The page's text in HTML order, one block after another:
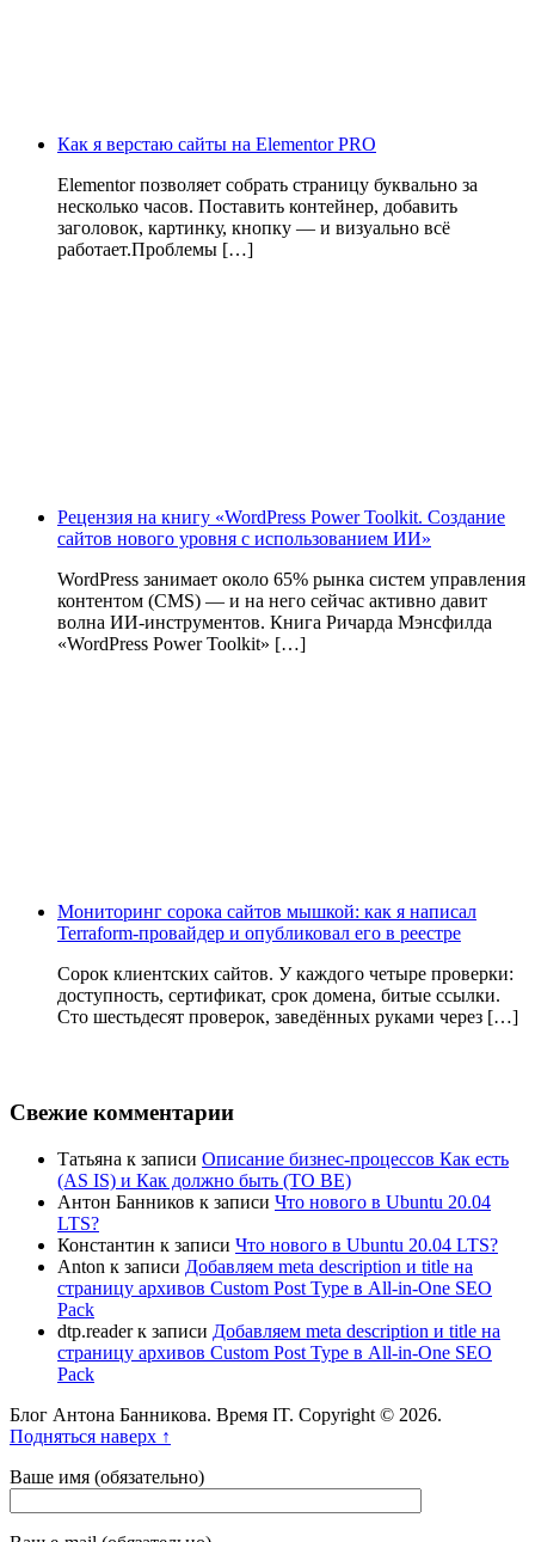
Как я верстаю сайты на Elementor PRO
Elementor позволяет собрать страницу буквально за
несколько часов. Поставить контейнер, добавить
заголовок, картинку, кнопку — и визуально всё
работает.Проблемы […]
Рецензия на книгу «WordPress Power Toolkit. Создание
сайтов нового уровня с использованием ИИ»
WordPress занимает около 65% рынка систем управления
контентом (CMS) — и на него сейчас активно давит
волна ИИ‑инструментов. Книга Ричарда Мэнсфилда
«WordPress Power Toolkit» […]
Мониторинг сорока сайтов мышкой: как я написал
Terraform-провайдер и опубликовал его в реестре
Сорок клиентских сайтов. У каждого четыре проверки:
доступность, сертификат, срок домена, битые ссылки.
Сто шестьдесят проверок, заведённых руками через […]
Свежие комментарии
Татьяна к записи Описание бизнес-процессов Как есть
(AS IS) и Как должно быть (TO BE)
Антон Банников к записи Что нового в Ubuntu 20.04
LTS?
Константин к записи Что нового в Ubuntu 20.04 LTS?
Anton к записи Добавляем meta description и title на
страницу архивов Custom Post Type в All-in-One SEO
Pack
dtp.readerк записи Добавляем meta description и title на
страницу архивов Custom Post Type в All-in-One SEO
Pack
Блог Антона Банникова. Время IT. Copyright © 2026.
Подняться наверх ↑
Ваше имя (обязательно)